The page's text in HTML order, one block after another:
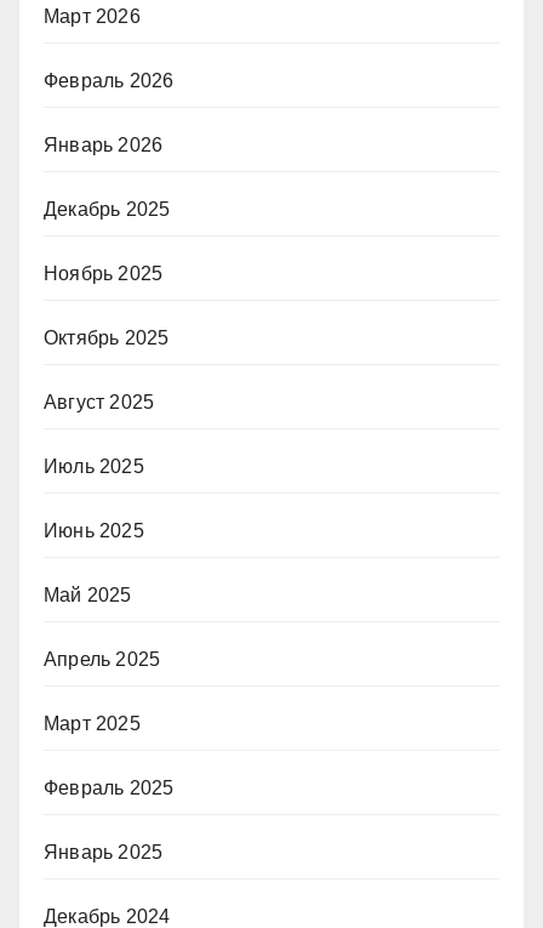
Март 2026
Февраль 2026
Январь 2026
Декабрь 2025
Ноябрь 2025
Октябрь 2025
Август 2025
Июль 2025
Июнь 2025
Май 2025
Апрель 2025
Март 2025
Февраль 2025
Январь 2025
Декабрь 2024